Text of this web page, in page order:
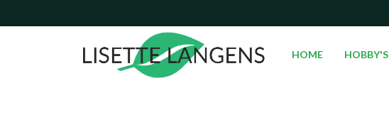
HOME HOBBY'S